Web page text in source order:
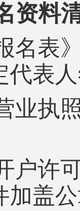
资料
名表
代表
业执
户许
加盖